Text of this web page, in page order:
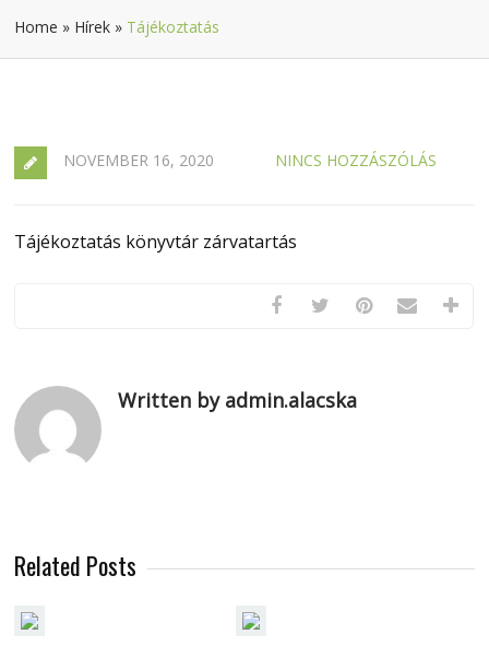
Home » Hírek » Tájékoztatás
NOVEMBER 16, 2020 NINCS HOZZÁSZÓLÁS
Tájékoztatás könyvtár zárvatartás
Written by admin.alacska
Related Posts